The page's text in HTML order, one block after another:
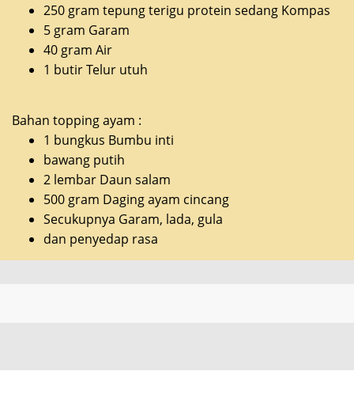
250 gram tepung terigu protein sedang Kompas
5 gram Garam
40 gram Air
1 butir Telur utuh
Bahan topping ayam :
1 bungkus Bumbu inti
bawang putih
2 lembar Daun salam
500 gram Daging ayam cincang
Secukupnya Garam, lada, gula
dan penyedap rasa